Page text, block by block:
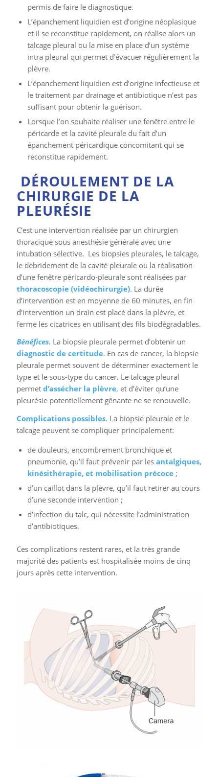
permis de faire le diagnostique.
L’épanchement liquidien est d’origine néoplasique
et il se reconstitue rapidement, on réalise alors un
talcage pleural ou la mise en place d’un système
intra pleural qui permet d’évacuer régulièrement la
plèvre.
L’épanchement liquidien est d’origine infectieuse et
le traitement par drainage et antibiotique n’est pas
suffisant pour obtenir la guérison.
Lorsque l’on souhaite réaliser une fenêtre entre le
péricarde et la cavité pleurale du fait d’un
épanchement péricardique concomitant qui se
reconstitue rapidement.
DÉROULEMENT DE LA
CHIRURGIE DE LA
PLEURÉSIE
C’est une intervention réalisée par un chirurgien
thoracique sous anesthésie générale avec une
intubation sélective. Les biopsies pleurales, le talcage,
le débridement de la cavité pleurale ou la réalisation
d’une fenêtre péricardo-pleurale sont réalisées par
thoracoscopie (vidéochirurgie). La durée
d’intervention est en moyenne de 60 minutes, en fin
d’intervention un drain est placé dans la plèvre, et
ferme les cicatrices en utilisant des fils biodégradables.
Bénéfices. La biopsie pleurale permet d’obtenir un
diagnostic de certitude. En cas de cancer, la biopsie
pleurale permet souvent de déterminer exactement le
type et le sous-type du cancer. Le talcage pleural
permet d’assécher la plèvre, et d’éviter qu’une
pleurésie potentiellement gênante ne se renouvelle.
Complications possibles. La biopsie pleurale et le
talcage peuvent se compliquer principalement:
de douleurs, encombrement bronchique et
pneumonie, qu’il faut prévenir par les antalgiques,
kinésithérapie, et mobilisation précoce ;
d’un caillot dans la plèvre, qu’il faut retirer au cours
d’une seconde intervention ;
d’infection du talc, qui nécessite l’administration
d’antibiotiques.
Ces complications restent rares, et la très grande
majorité des patients est hospitalisée moins de cinq
jours après cette intervention.